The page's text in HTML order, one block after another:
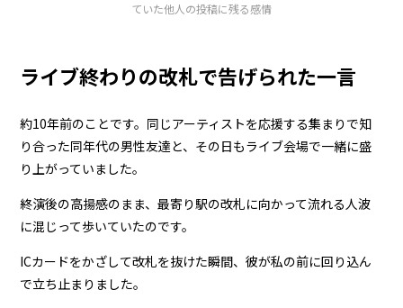
ていた他人の投稿に残る感情
ライブ終わりの改札で告げられた一言
約10年前のことです。同じアーティストを応援する集まりで知
り合った同年代の男性友達と、その日もライブ会場で一緒に盛
り上がっていました。
終演後の高揚感のまま、最寄り駅の改札に向かって流れる人波
に混じって歩いていたのです。
ICカードをかざして改札を抜けた瞬間、彼が私の前に回り込ん
で立ち止まりました。